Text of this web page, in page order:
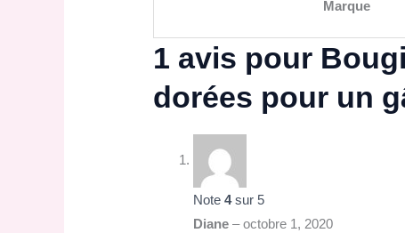
Marque
1 avis pour
dorées pour un
Note4sur 5
Diane– octobre 1, 2020